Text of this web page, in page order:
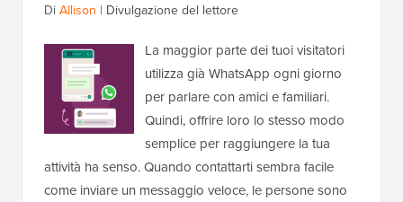
DiAllison | Divulgazione del lettore
La maggior parte dei tuoi visitatori
utilizza già WhatsApp ogni giorno
per parlare con amici e familiari.
Quindi, offrire loro lo stesso modo
semplice per raggiungere la tua
attività ha senso. Quando contattarti sembra facile
come inviare un messaggio veloce, le persone sono